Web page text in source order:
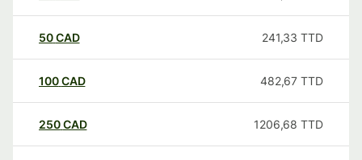
50CAD 241,33 TTD
100CAD 482,67 TTD
250CAD 1206,68 TTD